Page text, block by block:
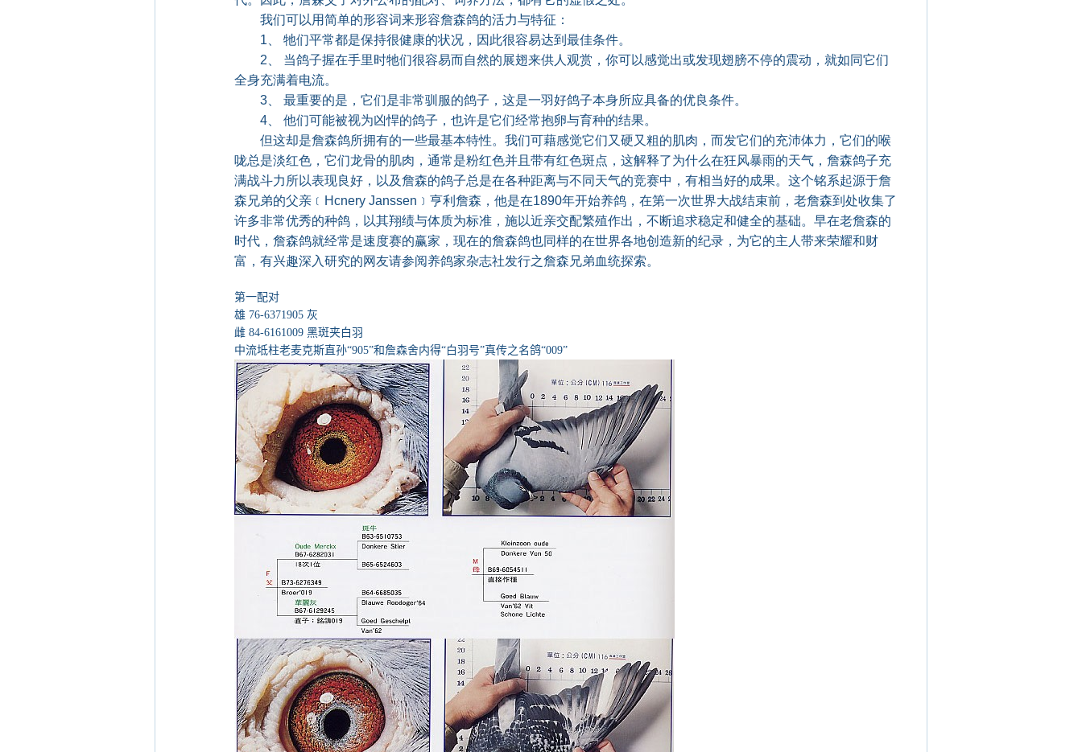
我们可以用简单的形容词来形容詹森鸽的活力与特征：
1、 牠们平常都是保持很健康的状况，因此很容易达到最佳条件。
2、 当鸽子握在手里时牠们很容易而自然的展翅来供人观赏，你可以感觉出或发现翅膀不停的震动，就如同它们
全身充满着电流。
3、 最重要的是，它们是非常驯服的鸽子，这是一羽好鸽子本身所应具备的优良条件。
4、 他们可能被视为凶悍的鸽子，也许是它们经常抱卵与育种的结果。
但这却是詹森鸽所拥有的一些最基本特性。我们可藉感觉它们又硬又粗的肌肉，而发它们的充沛体力，它们的喉
咙总是淡红色，它们龙骨的肌肉，通常是粉红色并且带有红色斑点，这解释了为什么在狂风暴雨的天气，詹森鸽子充
满战斗力所以表现良好，以及詹森的鸽子总是在各种距离与不同天气的竞赛中，有相当好的成果。这个铭系起源于詹
森兄弟的父亲﹝Hcnery Janssen﹞亨利詹森，他是在1890年开始养鸽，在第一次世界大战结束前，老詹森到处收集了
许多非常优秀的种鸽，以其翔绩与体质为标准，施以近亲交配繁殖作出，不断追求稳定和健全的基础。早在老詹森的
时代，詹森鸽就经常是速度赛的赢家，现在的詹森鸽也同样的在世界各地创造新的纪录，为它的主人带来荣耀和财
富，有兴趣深入研究的网友请参阅养鸽家杂志社发行之詹森兄弟血统探索。
第一配对
雄 76-6371905 灰
雌 84-6161009 黑斑夹白羽
中流坻柱老麦克斯直孙“905”和詹森舍内得“白羽号”真传之名鸽“009”